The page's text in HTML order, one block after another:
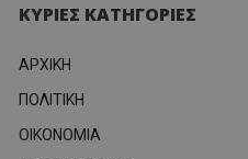
ΚΥΡΙΕΣ ΚΑΤΗΓΟΡΙΕΣ
ΑΡΧΙΚΗ
ΠΟΛΙΤΙΚΗ
OIKONOMIA